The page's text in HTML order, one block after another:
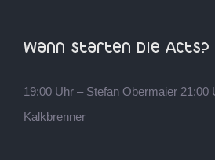
Wann starten die Acts?
19:00 Uhr – Stefan Obermaier 21:00
Kalkbrenner